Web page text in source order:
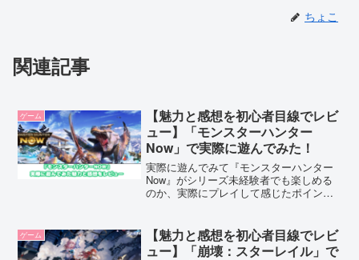
ちょこ
関連記事
ゲーム
【魅力と感想を初心者目線でレビ
ュー】「モンスターハンター
Now」で実際に遊んでみた！
実際に遊んでみて『モンスターハンター
Now』がシリーズ未経験者でも楽しめる
のか、実際にプレイして感じたポイント
方、ぜひ参考にしていただけたら嬉しい
です。
ゲーム
【魅力と感想を初心者目線でレビ
ュー】「崩壊：スターレイル」で